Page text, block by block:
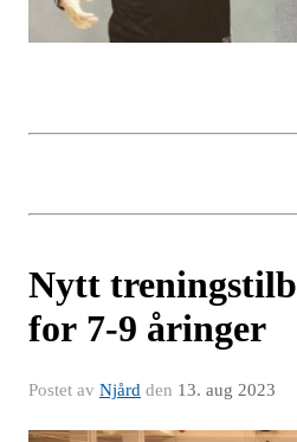
Nytt
for 7-9 åringer
Postet av Njård den 13. aug 2023